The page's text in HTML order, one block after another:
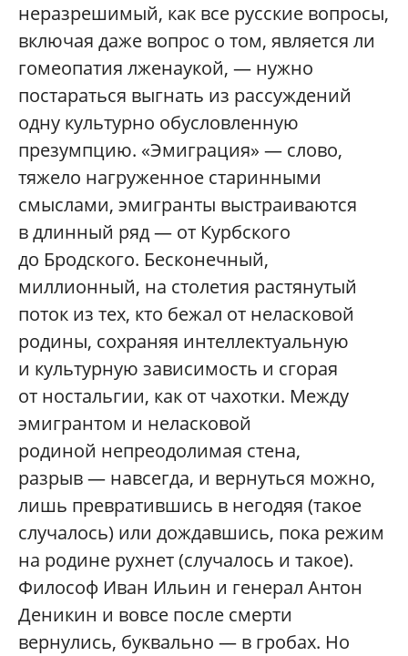
неразрешимый, как все русские вопросы,
включая даже вопрос о том, является ли
гомеопатия лженаукой, — нужно
постараться выгнать из рассуждений
одну культурно обусловленную
презумпцию. «Эмиграция» — слово,
тяжело нагруженное старинными
смыслами, эмигранты выстраиваются
в длинный ряд — от Курбского
до Бродского. Бесконечный,
миллионный, на столетия растянутый
поток из тех, кто бежал от неласковой
родины, сохраняя интеллектуальную
и культурную зависимость и сгорая
от ностальгии, как от чахотки. Между
эмигрантом и неласковой
родиной непреодолимая стена,
разрыв — навсегда, и вернуться можно,
лишь превратившись в негодяя (такое
случалось) или дождавшись, пока режим
на родине рухнет (случалось и такое).
Философ Иван Ильин и генерал Антон
Деникин и вовсе после смерти
вернулись, буквально — в гробах. Но